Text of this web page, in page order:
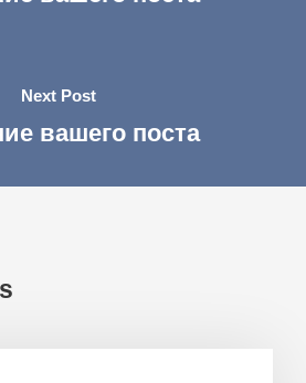
Next Post
вашего поста